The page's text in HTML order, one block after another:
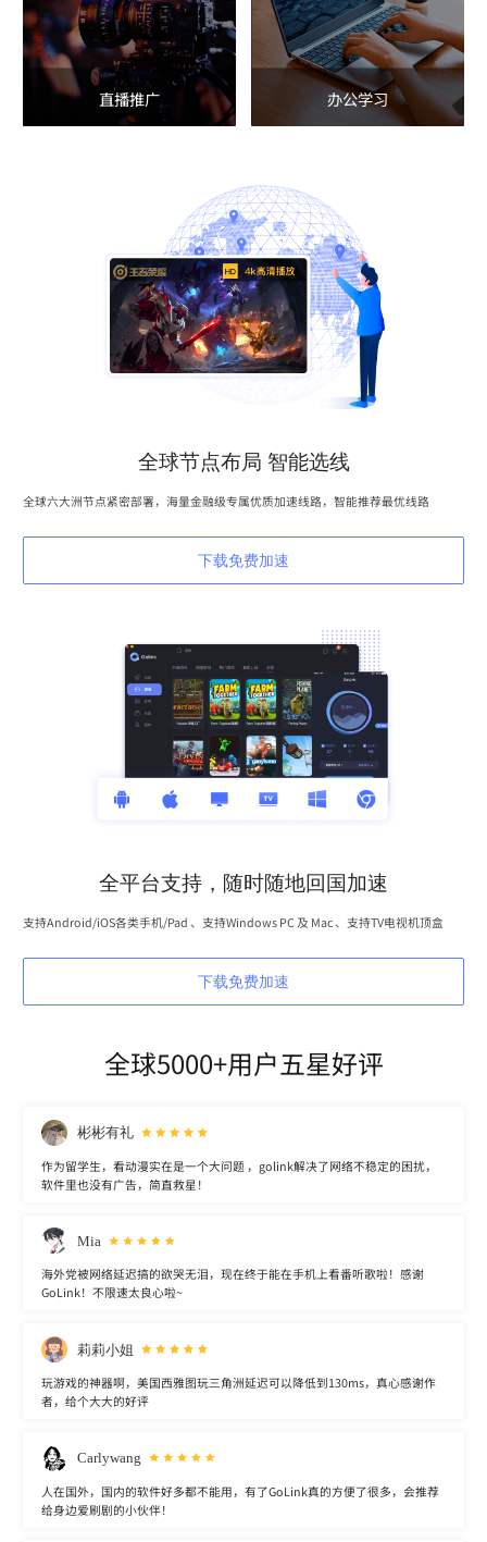
直播推广 办公学习
全球节点布局 智能选线
全球六大洲节点紧密部署，海量金融级专属优质加速线路，智能推荐最优线路
下载免费加速
全平台支持，随时随地回国加速
支持Android/iOS各类手机/Pad 、支持Windows PC 及 Mac 、支持TV电视机顶盒
下载免费加速
全球5000+用户五星好评
彬彬有礼
作为留学生，看动漫实在是一个大问题 ，golink解决了网络不稳定的困扰，
软件里也没有广告，简直救星！
Mia
海外党被网络延迟搞的欲哭无泪，现在终于能在手机上看番听歌啦！感谢
GoLink！不限速太良心啦~
莉莉小姐
玩游戏的神器啊，美国西雅图玩三角洲延迟可以降低到130ms，真心感谢作
者，给个大大的好评
Carlywang
人在国外，国内的软件好多都不能用，有了GoLink真的方便了很多，会推荐
给身边爱刷剧的小伙伴！